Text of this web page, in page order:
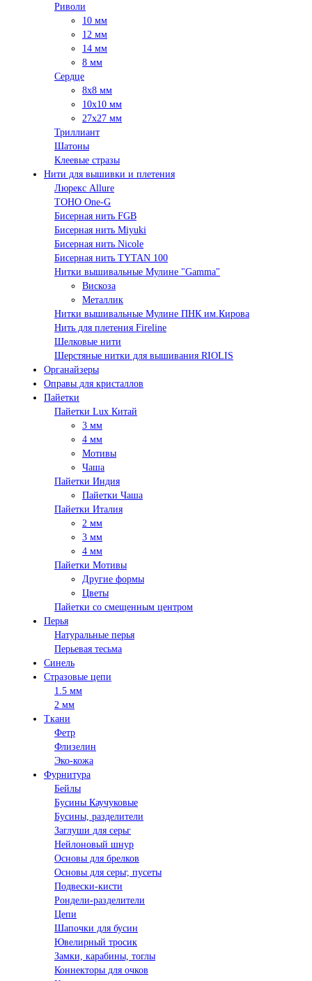
Риволи
10 мм
12 мм
14 мм
8 мм
Сердце
8х8 мм
10х10 мм
27х27 мм
Триллиант
Шатоны
Клеевые стразы
Нити для вышивки и плетения
Люрекс Аllure
TOHO One-G
Бисерная нить FGB
Бисерная нить Miyuki
Бисерная нить Nicole
Бисерная нить TYTAN 100
Нитки вышивальные Мулине "Gamma"
Вискоза
Металлик
Нитки вышивальные Мулине ПНК им.Кирова
Нить для плетения Fireline
Шелковые нити
Шерстяные нитки для вышивания RIOLIS
Органайзеры
Оправы для кристаллов
Пайетки
Пайетки Lux Китай
3 мм
4 мм
Мотивы
Чаша
Пайетки Индия
Пайетки Чаша
Пайетки Италия
2 мм
3 мм
4 мм
Пайетки Мотивы
Другие формы
Цветы
Пайетки со смещенным центром
Перья
Натуральные перья
Перьевая тесьма
Синель
Стразовые цепи
1.5 мм
2 мм
Ткани
Фетр
Флизелин
Эко-кожа
Фурнитура
Бейлы
Бусины Каучуковые
Бусины, разделители
Заглуши для серьг
Нейлоновый шнур
Основы для брелков
Основы для серьг, пусеты
Подвески-кисти
Рондели-разделители
Цепи
Шапочки для бусин
Ювелирный тросик
Замки, карабины, тоглы
Коннекторы для очков